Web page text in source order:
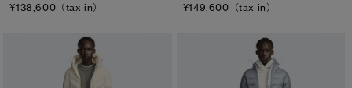
¥138,600（tax in）
¥149,600（tax in）